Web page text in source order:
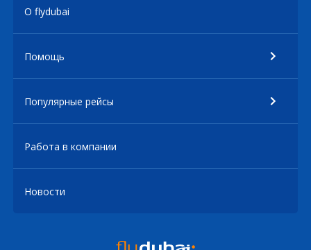
О flydubai
Помощь
Популярные рейсы
Работа в компании
Новости